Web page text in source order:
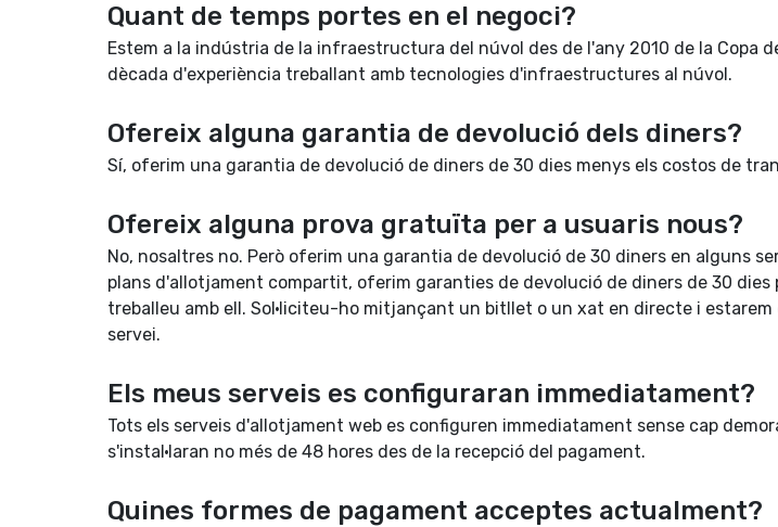
Quant de temps portes en el negoci?
Estem a la indústria de la infraestructura del núvol des de l'any 2010 de la Copa
dècada d'experiència treballant amb tecnologies d'infraestructures al núvol.
Ofereix alguna garantia de devolució dels diners?
Sí, oferim una garantia de devolució de diners de 30 dies menys els costos de
Ofereix alguna prova gratuïta per a usuaris nous?
No, nosaltres no. Però oferim una garantia de devolució de 30 diners en alguns
plans d'allotjament compartit, oferim garanties de devolució de diners de 30
treballeu amb ell. Sol·liciteu-ho mitjançant un bitllet o un xat en directe i
servei.
Els meus serveis es configuraran immediatament?
Tots els serveis d'allotjament web es configuren immediatament sense cap
s'instal·laran no més de 48 hores des de la recepció del pagament.
Quines formes de pagament acceptes actualment?